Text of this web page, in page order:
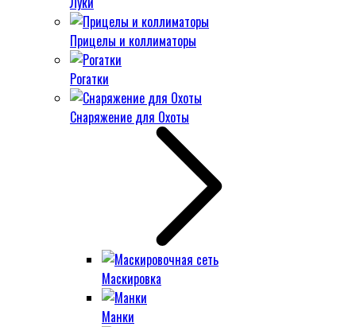
Прицелы и коллиматоры
Рогатки
Снаряжение для Охоты
Маскировка
Манки